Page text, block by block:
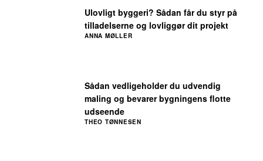
Sådan vedligeholder du udvendig
maling og bevarer bygningens flotte
udseende
THEO TØNNESEN
Ulovligt byggeri? Sådan får du styr på
tilladelserne og lovliggør dit projekt
ANNA MØLLER